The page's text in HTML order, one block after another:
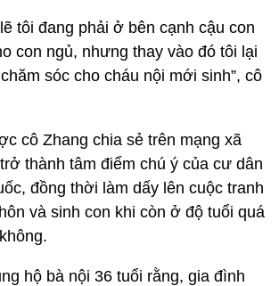
tôi đang phải ở bên cạnh cậu con
con ngủ, nhưng thay vào đó tôi lại
sóc cho cháu nội mới sinh”, cô
cô Zhang chia sẻ trên mạng xã
thành tâm điểm chú ý của cư dân
đồng thời làm dấy lên cuộc tranh
và sinh con khi còn ở độ tuổi quá
hộ bà nội 36 tuổi rằng, gia đình